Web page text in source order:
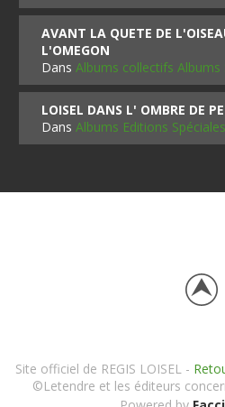
AVANT LA QUETE DE
L'OMEGON
DansAlbums collectifs Albums
LOISEL DANS L' OMBRE DE
DansAlbums Editions Spéciales
Site officiel de REGIS LOISEL -
©Letendre et les éditeurs